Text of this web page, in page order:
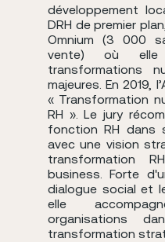
développement
DRH de premier
Omnium (3 000
vente) où
transformations
majeures. En 2019,
« Transformation
RH ». Le jury
fonction RH dans
avec une vision
transformation
business. Forte
dialogue social et
elle
organisations
transformation